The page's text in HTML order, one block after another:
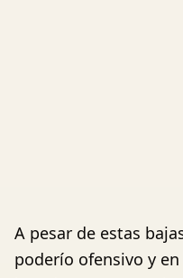
A pesar de estas
poderío ofensivo y